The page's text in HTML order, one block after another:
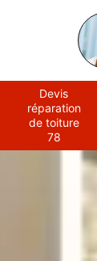
Devis
réparation
de toiture
78